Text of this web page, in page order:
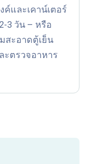
และเคาน์เตอร์
3 วัน – หรือ
สะอาดตู้เย็น
ะตรวจอาหาร